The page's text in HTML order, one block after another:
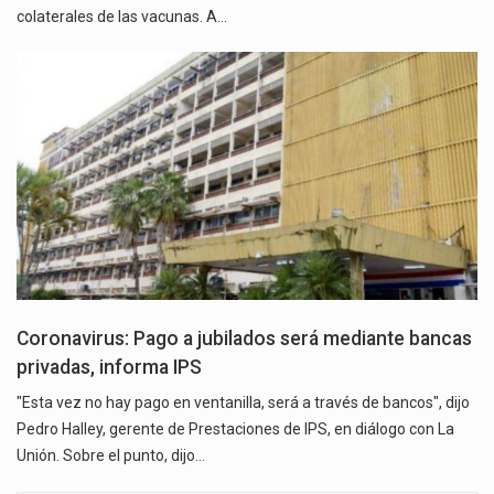
colaterales de las vacunas. A…
Coronavirus: Pago a jubilados será mediante bancas
privadas, informa IPS
"Esta vez no hay pago en ventanilla, será a través de bancos", dijo
Pedro Halley, gerente de Prestaciones de IPS, en diálogo con La
Unión. Sobre el punto, dijo…